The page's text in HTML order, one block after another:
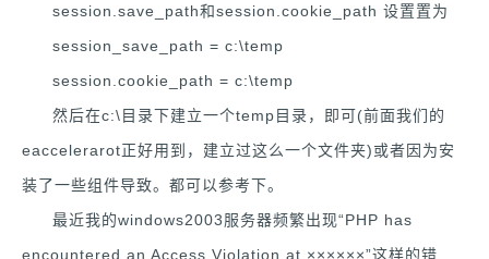
session.save_path和session.cookie_path 设置置为
session_save_path = c:\temp
session.cookie_path = c:\temp
然后在c:\目录下建立一个temp目录，即可(前面我们的
eaccelerarot正好用到，建立过这么一个文件夹)或者因为安
装了一些组件导致。都可以参考下。
最近我的windows2003服务器频繁出现“PHP has
encountered an Access Violation at ××××××”这样的错